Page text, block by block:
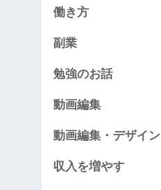
働き方
副業
勉強のお話
動画編集
動画編集・デザイン
収入を増やす